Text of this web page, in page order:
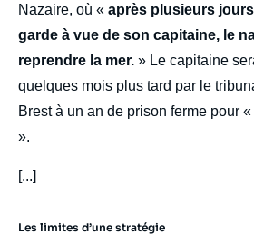
Nazaire, où « après plusieurs jours
garde à vue de son capitaine, le
reprendre la mer. » Le capitaine
quelques mois plus tard par le
Brest à un an de prison ferme pour «
».
[...]
Les limites d’une stratégie